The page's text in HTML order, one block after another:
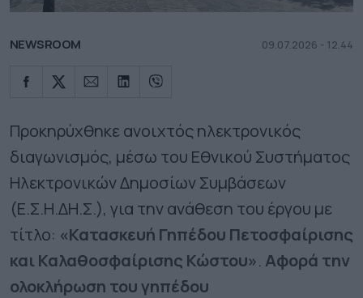
NEWSROOM 09.07.2026 - 12.44
Προκηρύχθηκε ανοιχτός ηλεκτρονικός
διαγωνισμός, μέσω του Εθνικού Συστήματος
Ηλεκτρονικών Δημοσίων Συμβάσεων
(Ε.Σ.Η.ΔΗ.Σ.), για την ανάθεση του έργου με
τίτλο: «Κατασκευή Γηπέδου Πετοσφαίρισης
και Καλαθοσφαίρισης Κώστου». Αφορά την
ολοκλήρωση του γηπέδου